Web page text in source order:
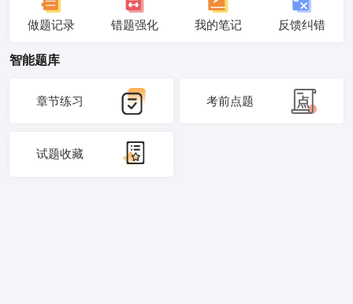
做题记录 错题强化 我的笔记 反馈纠错
智能题库
章节练习 考前点题
试题收藏